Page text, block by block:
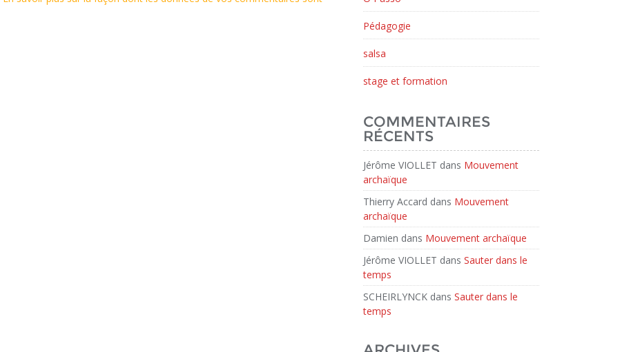
Pédagogie
salsa
stage et formation
COMMENTAIRES
RÉCENTS
Jérôme VIOLLET dans Mouvement
archaïque
Thierry Accard dans Mouvement
archaïque
Damien dans Mouvement archaïque
Jérôme VIOLLET dans Sauter dans le
temps
SCHEIRLYNCK dans Sauter dans le
temps